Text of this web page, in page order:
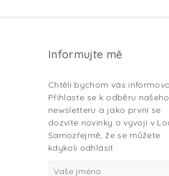
Informujte mě
Chtěli bychom vás
Přihlaste se k odběru našeho
newsletteru a jako první se
dozvíte novinky o vývoji v
Samozřejmě, že se můžete
kdykoli odhlásit.